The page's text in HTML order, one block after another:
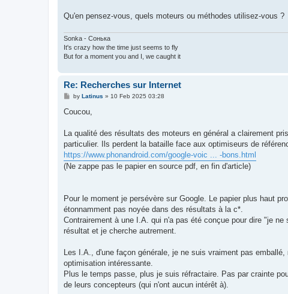
Qu'en pensez-vous, quels moteurs ou méthodes utilisez-vous ?
Sonka - Сонька
It's crazy how the time just seems to fly
But for a moment you and I, we caught it
Re: Recherches sur Internet
P
s
by Latinus » 10 Feb 2025 03:28
Coucou,
La qualité des résultats des moteurs en général a clairement
particulier. Ils perdent la bataille face aux optimiseurs de
https://www.phonandroid.com/google-voic ... -bons.html
(Ne zappe pas le papier en source pdf, en fin d'article)
Pour le moment je persévère sur Google. Le papier plus haut
étonnamment pas noyée dans des résultats à la c*.
Contrairement à une I.A. qui n'a pas été conçue pour dire "je
résultat et je cherche autrement.
Les I.A., d'une façon générale, je ne suis vraiment pas
optimisation intéressante.
Plus le temps passe, plus je suis réfractaire. Pas par crainte
de leurs concepteurs (qui n'ont aucun intérêt à).